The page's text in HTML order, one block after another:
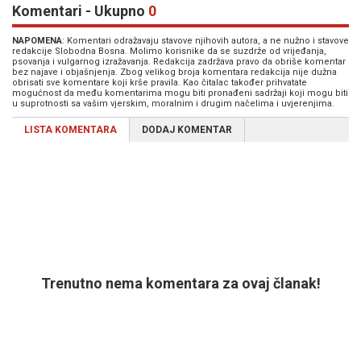
Komentari - Ukupno 0
NAPOMENA: Komentari odražavaju stavove njihovih autora, a ne nužno i stavove
redakcije Slobodna Bosna. Molimo korisnike da se suzdrže od vrijeđanja,
psovanja i vulgarnog izražavanja. Redakcija zadržava pravo da obriše komentar
bez najave i objašnjenja. Zbog velikog broja komentara redakcija nije dužna
obrisati sve komentare koji krše pravila. Kao čitalac također prihvatate
mogućnost da među komentarima mogu biti pronađeni sadržaji koji mogu biti
u suprotnosti sa vašim vjerskim, moralnim i drugim načelima i uvjerenjima.
LISTA KOMENTARA DODAJ KOMENTAR
Trenutno nema komentara za ovaj članak!